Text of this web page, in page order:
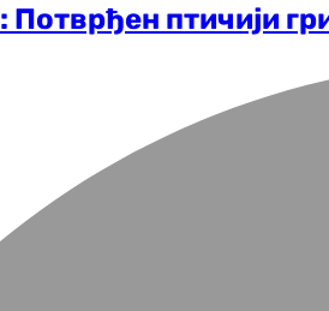
Потврђен птичији